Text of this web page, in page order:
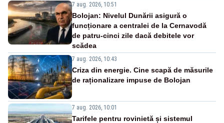
7 aug. 2026, 10:51
Bolojan: Nivelul Dunării asigură o
funcționare a centralei de la Cernavodă
de patru-cinci zile dacă debitele vor
scădea
7 aug. 2026, 10:43
Criza din energie. Cine scapă de măsurile
de raționalizare impuse de Bolojan
7 aug. 2026, 10:01
Tarifele pentru rovinietă și sistemul